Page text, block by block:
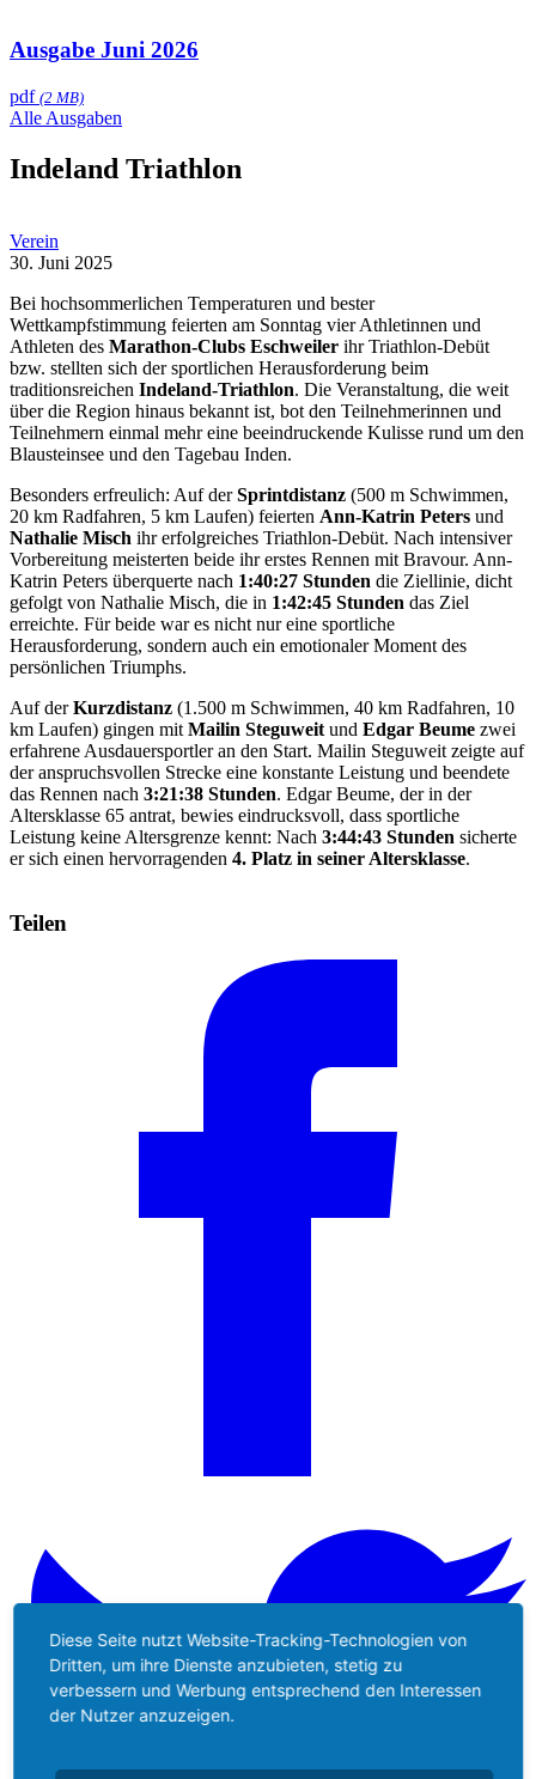
Ausgabe Juni 2026
pdf (2 MB)
Alle Ausgaben
Indeland Triathlon
Verein
30. Juni 2025
Bei hochsommerlichen Temperaturen und bester
Wettkampfstimmung feierten am Sonntag vier Athletinnen und
Athleten des Marathon-Clubs Eschweiler ihr Triathlon-Debüt
bzw. stellten sich der sportlichen Herausforderung beim
traditionsreichen Indeland-Triathlon. Die Veranstaltung, die weit
über die Region hinaus bekannt ist, bot den Teilnehmerinnen und
Teilnehmern einmal mehr eine beeindruckende Kulisse rund um den
Blausteinsee und den Tagebau Inden.
Besonders erfreulich: Auf derSprintdistanz (500 m Schwimmen,
20 km Radfahren, 5 km Laufen) feierten Ann-Katrin Peters und
Nathalie Misch ihr erfolgreiches Triathlon-Debüt. Nach intensiver
Vorbereitung meisterten beide ihr erstes Rennen mit Bravour. Ann-
Katrin Peters überquerte nach 1:40:27 Stunden die Ziellinie, dicht
gefolgt von Nathalie Misch, die in 1:42:45 Stunden das Ziel
erreichte. Für beide war es nicht nur eine sportliche
Herausforderung, sondern auch ein emotionaler Moment des
persönlichen Triumphs.
Auf derKurzdistanz (1.500 m Schwimmen, 40 km Radfahren, 10
km Laufen) gingen mit Mailin Steguweit und Edgar Beume zwei
erfahrene Ausdauersportler an den Start. Mailin Steguweit zeigte auf
der anspruchsvollen Strecke eine konstante Leistung und beendete
das Rennen nach 3:21:38 Stunden. Edgar Beume, der in der
Altersklasse 65 antrat, bewies eindrucksvoll, dass sportliche
Leistung keine Altersgrenze kennt: Nach 3:44:43 Stunden sicherte
er sich einen hervorragenden 4. Platz in seiner Altersklasse.
Teilen
Diese Seite nutzt Website-Tracking-Technologien von
Dritten, um ihre Dienste anzubieten, stetig zu
verbessern und Werbung entsprechend den Interessen
der Nutzer anzuzeigen.